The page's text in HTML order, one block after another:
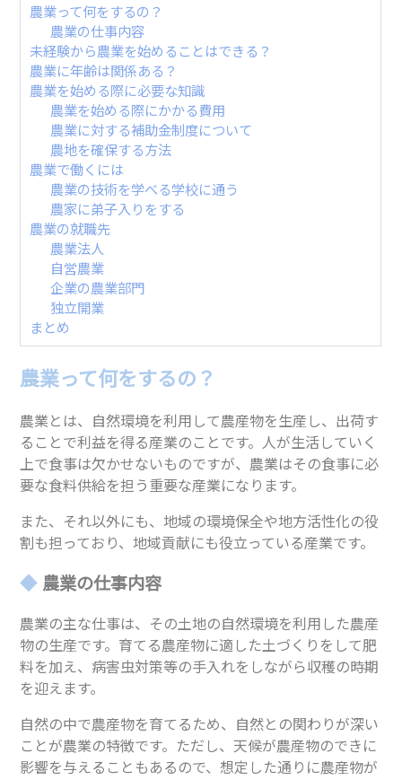
農業って何をするの？
農業の仕事内容
未経験から農業を始めることはできる？
農業に年齢は関係ある？
農業を始める際に必要な知識
農業を始める際にかかる費用
農業に対する補助金制度について
農地を確保する方法
農業で働くには
農業の技術を学べる学校に通う
農家に弟子入りをする
農業の就職先
農業法人
自営農業
企業の農業部門
独立開業
まとめ
農業って何をするの？
農業とは、自然環境を利用して農産物を生産し、出荷す
ることで利益を得る産業のことです。人が生活していく
上で食事は欠かせないものですが、農業はその食事に必
要な食料供給を担う重要な産業になります。
また、それ以外にも、地域の環境保全や地方活性化の役
割も担っており、地域貢献にも役立っている産業です。
農業の仕事内容
農業の主な仕事は、その土地の自然環境を利用した農産
物の生産です。育てる農産物に適した土づくりをして肥
料を加え、病害虫対策等の手入れをしながら収穫の時期
を迎えます。
自然の中で農産物を育てるため、自然との関わりが深い
ことが農業の特徴です。ただし、天候が農産物のできに
影響を与えることもあるので、想定した通りに農産物が